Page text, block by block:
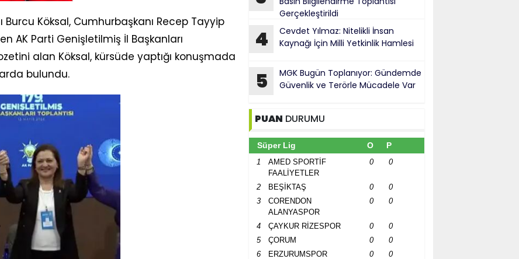
Köksal, Cumhurbaşkanı Recep Tayyip
AK Parti Genişletilmiş İl Başkanları
alan Köksal, kürsüde yaptığı konuşmada
bulundu.
Gerçekleştirildi
4
Cevdet Yılmaz: Nitelikli İnsan
Kaynağı İçin Milli Yetkinlik Hamlesi
5
MGK Bugün Toplanıyor: Gündemde
Güvenlik ve Terörle Mücadele Var
PUAN DURUMU
Süper Lig O P
1
AMED SPORTİF
FAALİYETLER
0 0
2 BEŞİKTAŞ 0
0
3
CORENDON
ALANYASPOR
0 0
4 ÇAYKUR RİZESPOR 0
0
5
ÇORUM 0
0
6
ERZURUMSPOR 0
0